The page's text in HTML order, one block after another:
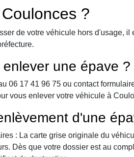
?
de votre véhicule hors d'usage, il
une épave ?
06 17 41 96 75 ou contact
vous enlever votre véhicule à
d'une
: La carte grise originale du
Dès que votre dossier est au